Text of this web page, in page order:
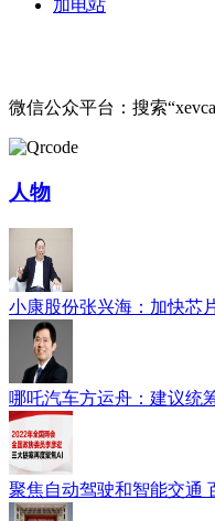
加电站
微信公众平台：搜索
人物
小康股份张兴海：加快芯
哪吒汽车方运舟：建议统
聚焦自动驾驶和智能交通